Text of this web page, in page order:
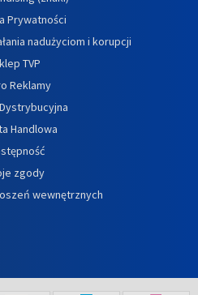
Prywatności
nadużyciom i korupcji
TVP
Reklamy
Handlowa
zgody
wewnętrznych